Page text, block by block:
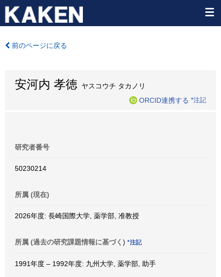
前のページに戻る
安河内 孝徳 ヤスコウチ タカノリ
ORCID連携する *注記
研究者番号
50230214
所属 (現在)
2026年度: 長崎国際大学, 薬学部, 准教授
所属 (過去の研究課題情報に基づく) *注記
1991年度 – 1992年度: 九州大学, 薬学部, 助手